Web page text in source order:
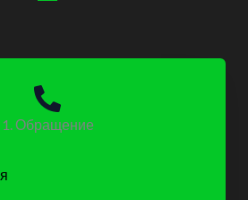
1. Обращение